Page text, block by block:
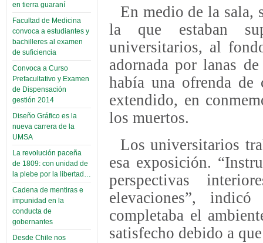
en tierra guaraní
Facultad de Medicina
convoca a estudiantes y
bachilleres al examen
de suficiencia
Convoca a Curso
Prefacultativo y Examen
de Dispensación
gestión 2014
Diseño Gráfico es la
nueva carrera de la
UMSA
La revolución paceña
de 1809: con unidad de
la plebe por la libertad…
Cadena de mentiras e
impunidad en la
conducta de
gobernantes
Desde Chile nos
En medio de la sala,
la que estaban
universitarios, al
adornada por lanas
había una ofrenda de
extendido, en
los muertos.
Los universitarios
esa exposición.
perspectivas
elevaciones”,
completaba el
satisfecho debido a